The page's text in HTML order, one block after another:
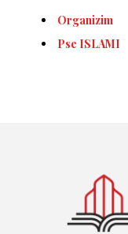
Organizim
Pse ISLAMI